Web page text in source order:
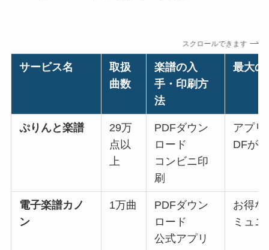
スクロールできます
サービス名
取扱
曲数
楽譜の入
手・印刷方
法
最大の
ぷりんと楽譜
29万
点以
上
PDFダウン
ロード
コンビニ印
刷
アプリ
DFが
電子楽譜カノ
ン
1万曲
PDFダウン
ロード
公式アプリ
お得な
ミュ